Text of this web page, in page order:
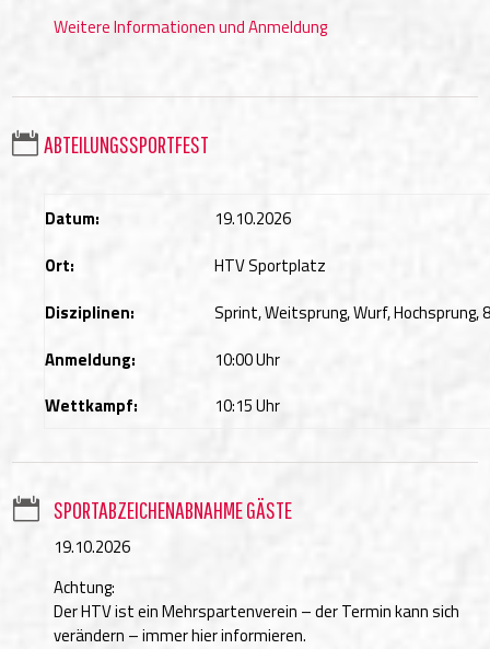
Weitere Informationen und Anmeldung
 ABTEILUNGSSPORTFEST
Datum:
19.10.2026
Ort:
HTV Sportplatz
Disziplinen:
Sprint, Weitsprung, Wurf, Hochsprung,
Anmeldung:
10:00 Uhr
Wettkampf:
10:15 Uhr
 SPORTABZEICHENABNAHME GÄSTE
19.10.2026
Achtung:
Der HTV ist ein Mehrspartenverein – der Termin kann sich
verändern – immer hier informieren.